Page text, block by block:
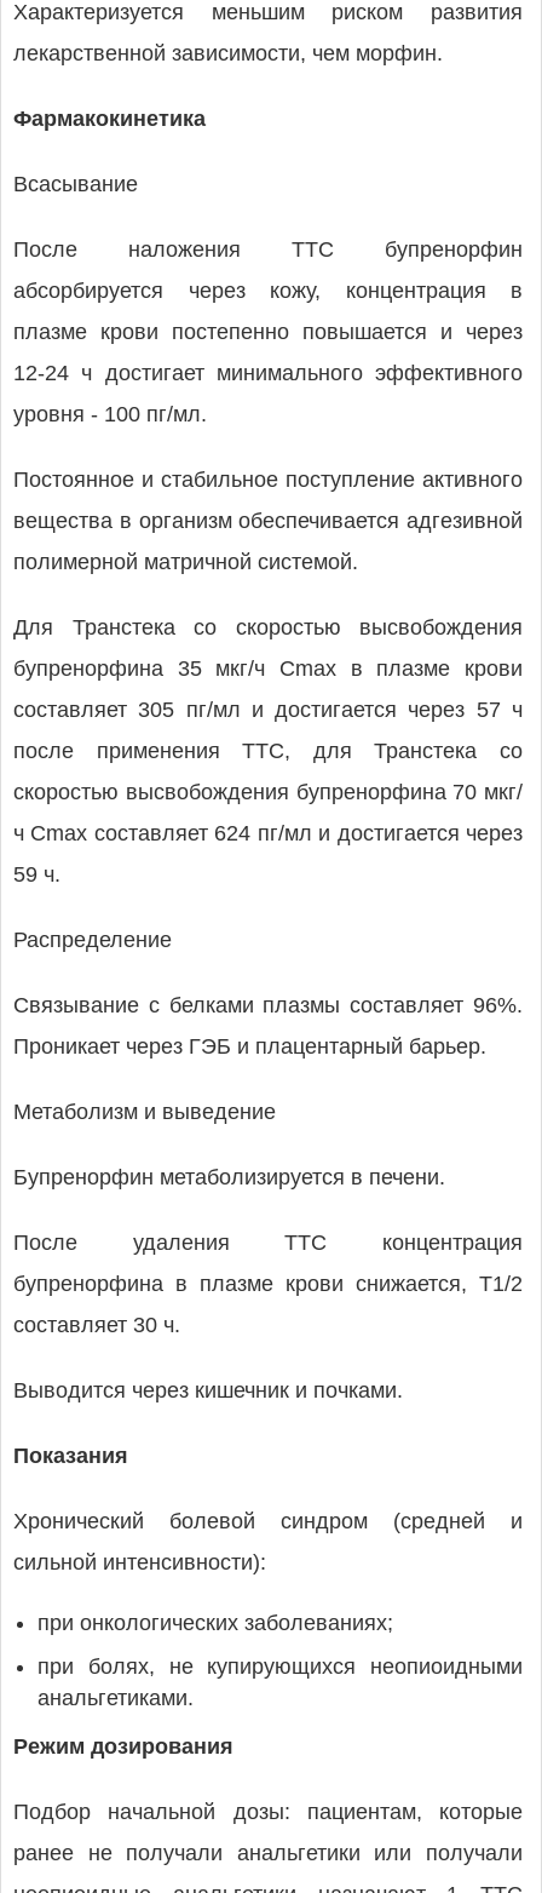
Характеризуется меньшим риском развития
лекарственной зависимости, чем морфин.
Фармакокинетика
Всасывание
После наложения ТТС бупренорфин
абсорбируется через кожу, концентрация в
плазме крови постепенно повышается и через
12-24 ч достигает минимального эффективного
уровня - 100 пг/мл.
Постоянное и стабильное поступление активного
вещества в организм обеспечивается адгезивной
полимерной матричной системой.
Для Транстека со скоростью высвобождения
бупренорфина 35 мкг/ч Cmax в плазме крови
составляет 305 пг/мл и достигается через 57 ч
после применения ТТС, для Транстека со
скоростью высвобождения бупренорфина 70 мкг/
ч Cmax составляет 624 пг/мл и достигается через
59 ч.
Распределение
Связывание с белками плазмы составляет 96%.
Проникает через ГЭБ и плацентарный барьер.
Метаболизм и выведение
Бупренорфин метаболизируется в печени.
После удаления ТТС концентрация
бупренорфина в плазме крови снижается, T1/2
составляет 30 ч.
Выводится через кишечник и почками.
Показания
Хронический болевой синдром (средней и
сильной интенсивности):
при онкологических заболеваниях;
при болях, не купирующихся неопиоидными
анальгетиками.
Режим дозирования
Подбор начальной дозы: пациентам, которые
ранее не получали анальгетики или получали